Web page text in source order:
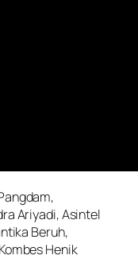
Ariyadi, Asintel
Beruh,
Henik